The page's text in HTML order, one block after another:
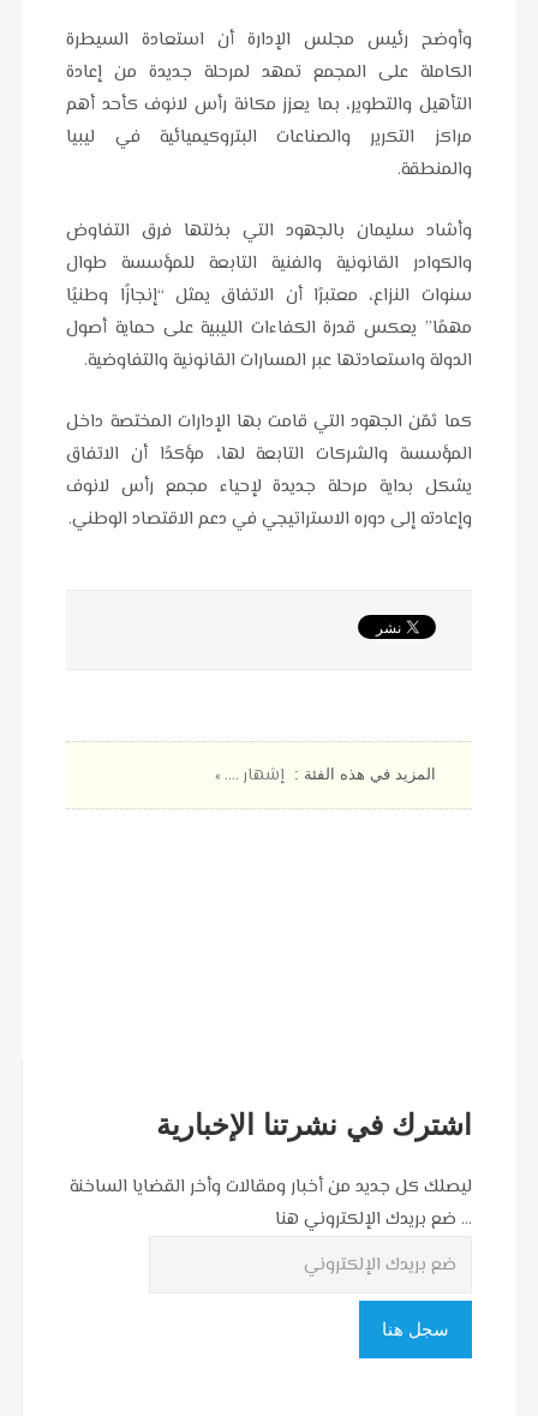
وأوضح رئيس مجلس الإدارة أن استعادة السيطرة
الكاملة على المجمع تمهد لمرحلة جديدة من إعادة
التأهيل والتطوير، بما يعزز مكانة رأس لانوف كأحد أهم
مراكز التكرير والصناعات البتروكيميائية في ليبيا
والمنطقة.
وأشاد سليمان بالجهود التي بذلتها فرق التفاوض
والكوادر القانونية والفنية التابعة للمؤسسة طوال
سنوات النزاع، معتبرًا أن الاتفاق يمثل “إنجازًا وطنيًا
مهمًا” يعكس قدرة الكفاءات الليبية على حماية أصول
الدولة واستعادتها عبر المسارات القانونية والتفاوضية.
كما ثمّن الجهود التي قامت بها الإدارات المختصة داخل
المؤسسة والشركات التابعة لها، مؤكدًا أن الاتفاق
يشكل بداية مرحلة جديدة لإحياء مجمع رأس لانوف
وإعادته إلى دوره الاستراتيجي في دعم الاقتصاد الوطني.
المزيد في هذه الفئة : إشهار .... »
اشترك في نشرتنا الإخبارية
ليصلك كل جديد من أخبار ومقالات وأخر القضايا الساخنة
... ضع بريدك الإلكتروني هنا